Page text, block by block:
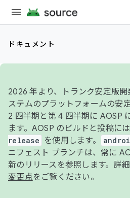
ドキュメント
2026 年より、トランク安定版
ステムのプラットフォームの安
2 四半期と第 4 四半期に AOSP
ます。AOSP のビルドと投稿には
release
を使用します。
ニフェスト ブランチは、常に
新のリリースを参照します。詳
変更点をご覧ください。